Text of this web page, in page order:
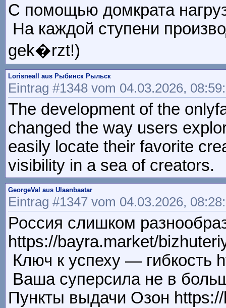
С помощью домкрата
На каждой ступени
gek�rzt!)
Lorisneall aus Рыбинск Рыльск
Eintrag #1348 vom 04.03.2026,
The development of the
changed the way users
easily locate their favorite
visibility in a sea of creators.
GeorgeVal aus Ulaanbaatar
Eintrag #1347 vom 04.03.2026,
Россия слишком
https://bayra.market/
Ключ к успеху — гибкость
Ваша суперсила не в
Пункты выдачи Озон